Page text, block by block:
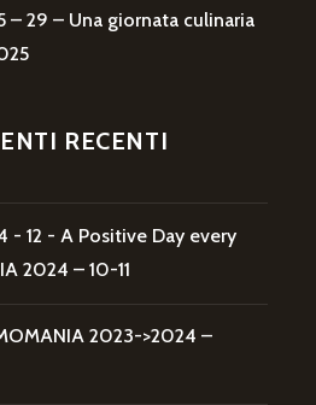
– 29 – Una giornata culinaria
RECENTI
- 12 - A Positive Day every
2024 – 10-11
2023->2024 –